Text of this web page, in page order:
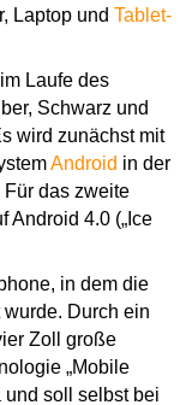
Laptop und Tablet-
Laufe des
Schwarz und
wird zunächst mit
Android in der
Für das zweite
Android 4.0 („Ice
in dem die
wurde. Durch ein
Zoll große
„Mobile
und soll selbst bei